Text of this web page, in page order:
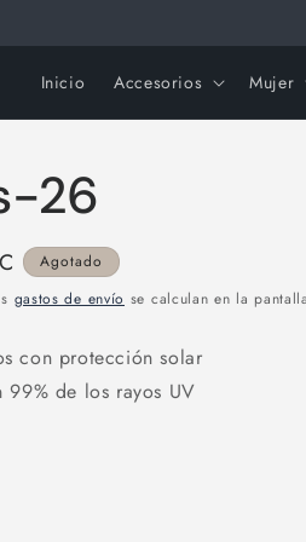
Inicio Accesorios Mujer
26
Agotado
gastos de envío se calculan en la
con protección solar
99% de los rayos UV